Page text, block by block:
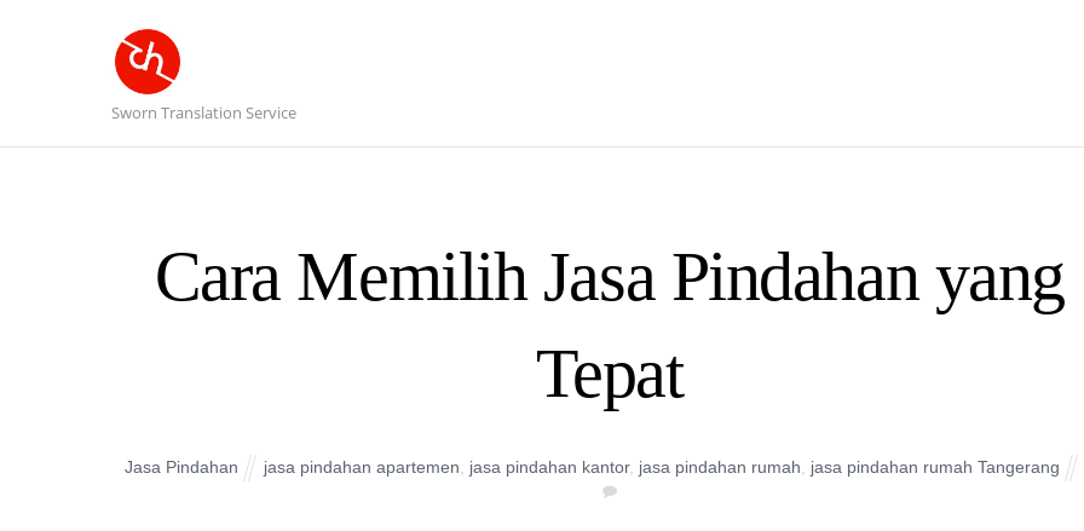
Sworn Translation Service
Cara Memilih Jasa Pindahan yang
Tepat
Jasa Pindahan jasa pindahan apartemen jasa pindahan kantor, jasa pindahan rumah jasa pindahan rumah Tangerang